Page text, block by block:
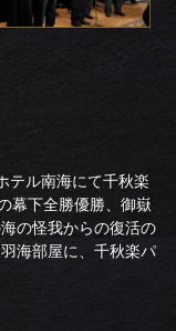
テル南海にて千秋楽
幕下全勝優勝、御嶽
の怪我からの復活の
海部屋に、千秋楽パ